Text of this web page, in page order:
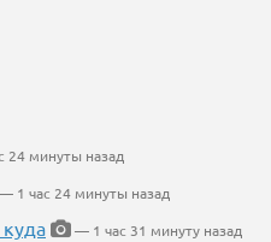
24 минуты назад
— 1 час 24 минуты назад
— 1 час 31 минуту назад